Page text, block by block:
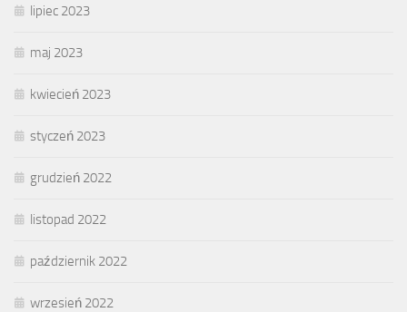
lipiec 2023
maj 2023
kwiecień 2023
styczeń 2023
grudzień 2022
listopad 2022
październik 2022
wrzesień 2022